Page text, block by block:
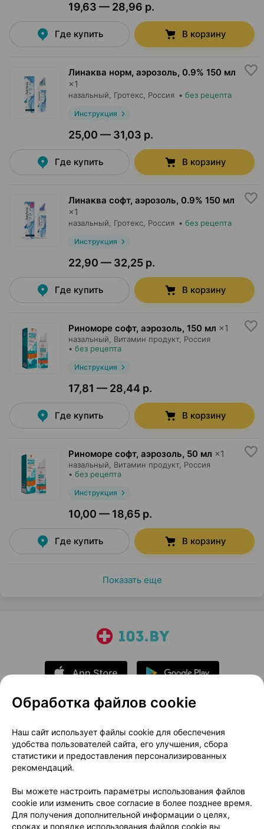
19,63 — 28,96 р.
Где купить В корзину
Линаква норм, аэрозоль, 0.9% 150 мл
×1
назальный, Гротекс, Россия • без рецепта
Инструкция
25,00 — 31,03 р.
Где купить В корзину
Линаква софт, аэрозоль, 0.9% 150 мл
×1
назальный, Гротекс, Россия • без рецепта
Инструкция
22,90 — 32,25 р.
Где купить В корзину
Риноморе софт, аэрозоль, 150 мл ×1
назальный, Витамин продукт, Россия
• без рецепта
Инструкция
17,81 — 28,44 р.
Где купить В корзину
Риноморе софт, аэрозоль, 50 мл ×1
назальный, Витамин продукт, Россия
• без рецепта
Инструкция
10,00 — 18,65 р.
Где купить В корзину
Показать еще
О проекте
Новости проекта
Размещение рекламы
Медицинский маркетинг
Публичный договор
Доставка
Способы оплаты
Вакансии
Партнеры
Написать руководителю 103.by
Обработка файлов cookie
Наш сайт использует файлы cookie для обеспечения
удобства пользователей сайта, его улучшения, сбора
статистики и предоставления персонализированных
рекомендаций.
Вы можете настроить параметры использования файлов
cookie или изменить свое согласие в более позднее время.
Для получения дополнительной информации о целях,
сроках и порядке использования файлов cookie вы